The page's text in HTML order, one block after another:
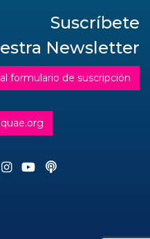
Suscríbete
Newsletter
formulario de suscripción